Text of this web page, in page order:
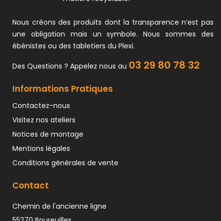
Nous créons des produits dont la transparence n’est pas
une obligation mais un symbole. Nous sommes des
ébénistes ou des tabletiers du Plexi.
Des Questions ? Appelez nous au 03 29 80 78 32
Informations Pratiques
Contactez-nous
Visitez nos ateliers
Notices de montage
Mentions légales
Conditions générales de vente
Contact
Chemin de l'ancienne ligne